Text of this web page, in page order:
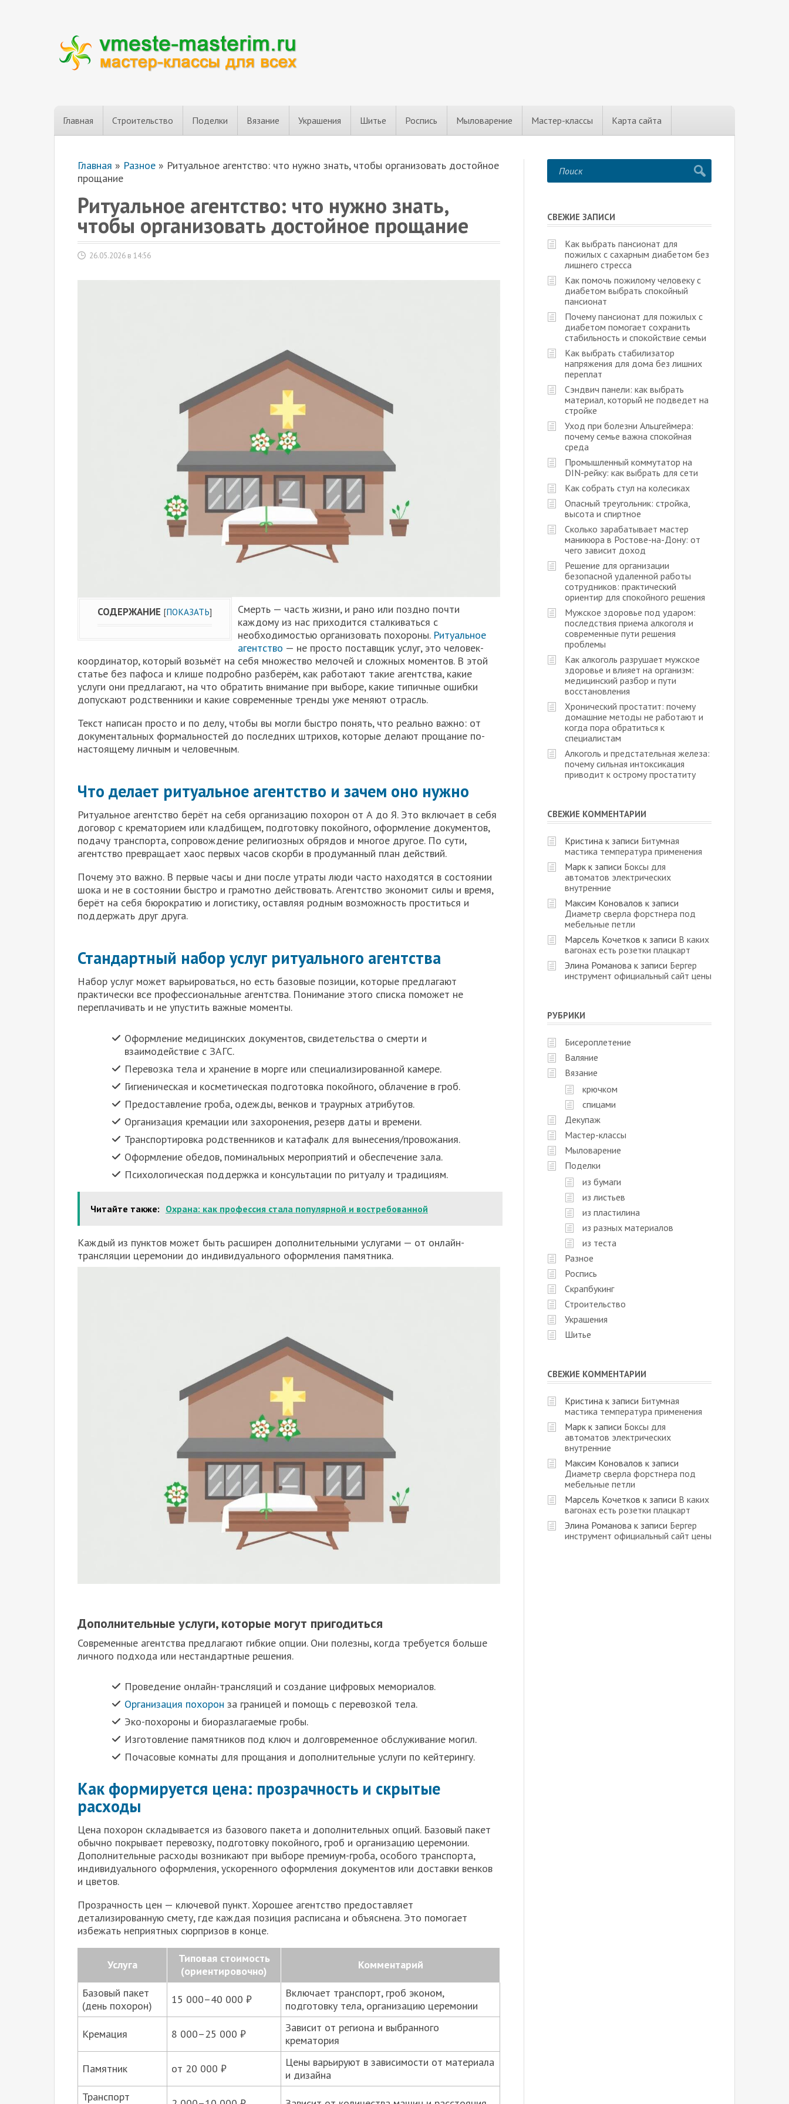
Главная Строительство Поделки Вязание Украшения Шитье Роспись Мыловарение Мастер-классы Карта сайта
Главная » Разное » Ритуальное агентство: что нужно знать, чтобы организовать достойное
прощание
Ритуальное агентство: что нужно знать,
чтобы организовать достойное прощание
26.05.2026 в 14:56
СОДЕРЖАНИЕ [ПОКАЗАТЬ]
Смерть — часть жизни, и рано или поздно почти
каждому из нас приходится сталкиваться с
необходимостью организовать похороны. Ритуальное
агентство — не просто поставщик услуг, это человек-
координатор, который возьмёт на себя множество мелочей и сложных моментов. В этой
статье без пафоса и клише подробно разберём, как работают такие агентства, какие
услуги они предлагают, на что обратить внимание при выборе, какие типичные ошибки
допускают родственники и какие современные тренды уже меняют отрасль.
Текст написан просто и по делу, чтобы вы могли быстро понять, что реально важно: от
документальных формальностей до последних штрихов, которые делают прощание по-
настоящему личным и человечным.
Что делает ритуальное агентство и зачем оно нужно
Ритуальное агентство берёт на себя организацию похорон от А до Я. Это включает в себя
договор с крематорием или кладбищем, подготовку покойного, оформление документов,
подачу транспорта, сопровождение религиозных обрядов и многое другое. По сути,
агентство превращает хаос первых часов скорби в продуманный план действий.
Почему это важно. В первые часы и дни после утраты люди часто находятся в состоянии
шока и не в состоянии быстро и грамотно действовать. Агентство экономит силы и время,
берёт на себя бюрократию и логистику, оставляя родным возможность проститься и
поддержать друг друга.
Стандартный набор услуг ритуального агентства
Набор услуг может варьироваться, но есть базовые позиции, которые предлагают
практически все профессиональные агентства. Понимание этого списка поможет не
переплачивать и не упустить важные моменты.
Оформление медицинских документов, свидетельства о смерти и
взаимодействие с ЗАГС.
Перевозка тела и хранение в морге или специализированной камере.
Гигиеническая и косметическая подготовка покойного, облачение в гроб.
Предоставление гроба, одежды, венков и траурных атрибутов.
Организация кремации или захоронения, резерв даты и времени.
Транспортировка родственников и катафалк для вынесения/провожания.
Оформление обедов, поминальных мероприятий и обеспечение зала.
Психологическая поддержка и консультации по ритуалу и традициям.
Читайте также: Охрана: как профессия стала популярной и востребованной
Каждый из пунктов может быть расширен дополнительными услугами — от онлайн-
трансляции церемонии до индивидуального оформления памятника.
Дополнительные услуги, которые могут пригодиться
Современные агентства предлагают гибкие опции. Они полезны, когда требуется больше
личного подхода или нестандартные решения.
Проведение онлайн-трансляций и создание цифровых мемориалов.
Организация похорон за границей и помощь с перевозкой тела.
Эко-похороны и биоразлагаемые гробы.
Изготовление памятников под ключ и долговременное обслуживание могил.
Почасовые комнаты для прощания и дополнительные услуги по кейтерингу.
Как формируется цена: прозрачность и скрытые
расходы
Цена похорон складывается из базового пакета и дополнительных опций. Базовый пакет
обычно покрывает перевозку, подготовку покойного, гроб и организацию церемонии.
Дополнительные расходы возникают при выборе премиум-гроба, особого транспорта,
индивидуального оформления, ускоренного оформления документов или доставки венков
и цветов.
Прозрачность цен — ключевой пункт. Хорошее агентство предоставляет
детализированную смету, где каждая позиция расписана и объяснена. Это помогает
избежать неприятных сюрпризов в конце.
Услуга
Типовая стоимость
(ориентировочно)
Комментарий
Базовый пакет
(день похорон)
15 000–40 000 ₽
Включает транспорт, гроб эконом,
подготовку тела, организацию церемонии
Кремация 8 000–25 000 ₽
Зависит от региона и выбранного
крематория
Памятник от 20 000 ₽
Цены варьируют в зависимости от материала
и дизайна
Транспорт
СВЕЖИЕ ЗАПИСИ
Как выбрать пансионат для
пожилых с сахарным диабетом без
лишнего стресса
Как помочь пожилому человеку с
диабетом выбрать спокойный
пансионат
Почему пансионат для пожилых с
диабетом помогает сохранить
стабильность и спокойствие семьи
Как выбрать стабилизатор
напряжения для дома без лишних
переплат
Сэндвич панели: как выбрать
материал, который не подведет на
стройке
Уход при болезни Альцгеймера:
почему семье важна спокойная
среда
Промышленный коммутатор на
DIN-рейку: как выбрать для сети
Как собрать стул на колесиках
Опасный треугольник: стройка,
высота и спиртное
Сколько зарабатывает мастер
маникюра в Ростове-на-Дону: от
чего зависит доход
Решение для организации
безопасной удаленной работы
сотрудников: практический
ориентир для спокойного решения
Мужское здоровье под ударом:
последствия приема алкоголя и
современные пути решения
проблемы
Как алкоголь разрушает мужское
здоровье и влияет на организм:
медицинский разбор и пути
восстановления
Хронический простатит: почему
домашние методы не работают и
когда пора обратиться к
специалистам
Алкоголь и предстательная железа:
почему сильная интоксикация
приводит к острому простатиту
СВЕЖИЕ КОММЕНТАРИИ
Кристина к записи Битумная
мастика температура применения
Марк к записи Боксы для
автоматов электрических
внутренние
Максим Коновалов к записи
Диаметр сверла форстнера под
мебельные петли
Марсель Кочетков к записи В каких
вагонах есть розетки плацкарт
Элина Романова к записи Бергер
инструмент официальный сайт цены
РУБРИКИ
Бисероплетение
Валяние
Вязание
крючком
спицами
Декупаж
Мастер-классы
Мыловарение
Поделки
из бумаги
из листьев
из пластилина
из разных материалов
из теста
Разное
Роспись
Скрапбукинг
Строительство
Украшения
Шитье
СВЕЖИЕ КОММЕНТАРИИ
Кристина к записи Битумная
мастика температура применения
Марк к записи Боксы для
автоматов электрических
внутренние
Максим Коновалов к записи
Диаметр сверла форстнера под
мебельные петли
Марсель Кочетков к записи В каких
вагонах есть розетки плацкарт
Элина Романова к записи Бергер
инструмент официальный сайт цены